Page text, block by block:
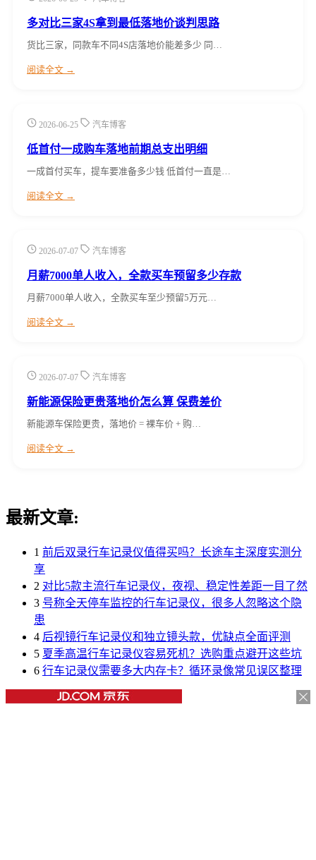
多对比三家4S拿到最低落地价谈判思路
货比三家，同款车不同4S店落地价能差多少 同…
阅读全文 →
2026-06-25 汽车博客
低首付一成购车落地前期总支出明细
一成首付买车，提车要准备多少钱 低首付一直是…
阅读全文 →
2026-07-07 汽车博客
月薪7000单人收入，全款买车预留多少存款
月薪7000单人收入，全款买车至少预留5万元…
阅读全文 →
2026-07-07 汽车博客
新能源保险更贵落地价怎么算 保费差价
新能源车保险更贵，落地价 = 裸车价 + 购…
阅读全文 →
最新文章:
1 前后双录行车记录仪值得买吗？长途车主深度实测分
享
2 对比5款主流行车记录仪，夜视、稳定性差距一目了然
3 号称全天停车监控的行车记录仪，很多人忽略这个隐
患
4 后视镜行车记录仪和独立镜头款，优缺点全面评测
5 夏季高温行车记录仪容易死机？选购重点避开这些坑
6 行车记录仪需要多大内存卡？循环录像常见误区整理